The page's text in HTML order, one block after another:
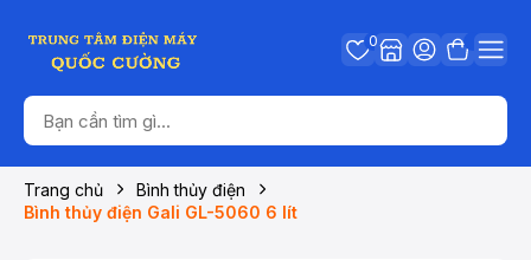
0
Trang chủ
Bình thủy điện
Bình thủy điện Gali GL-5060 6 lít